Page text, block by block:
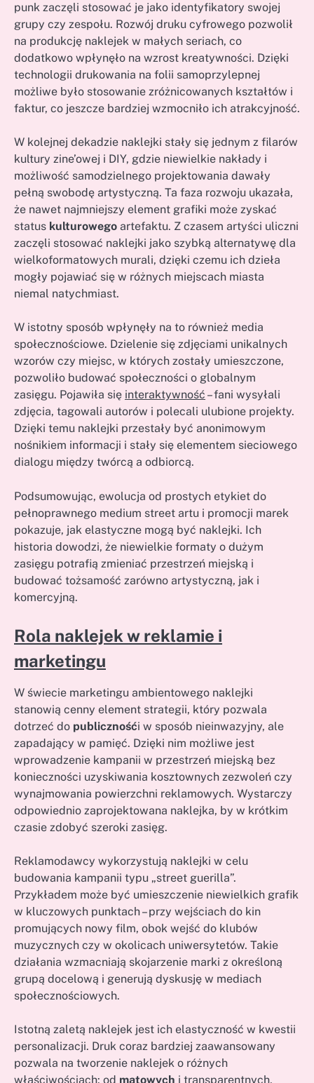
punk zaczęli stosować je jako identyfikatory swojej
grupy czy zespołu. Rozwój druku cyfrowego pozwolił
na produkcję naklejek w małych seriach, co
dodatkowo wpłynęło na wzrost kreatywności. Dzięki
technologii drukowania na folii samoprzylepnej
możliwe było stosowanie zróżnicowanych kształtów i
faktur, co jeszcze bardziej wzmocniło ich atrakcyjność.
W kolejnej dekadzie naklejki stały się jednym z filarów
kultury zine’owej i DIY, gdzie niewielkie nakłady i
możliwość samodzielnego projektowania dawały
pełną swobodę artystyczną. Ta faza rozwoju ukazała,
że nawet najmniejszy element grafiki może zyskać
status kulturowego artefaktu. Z czasem artyści uliczni
zaczęli stosować naklejki jako szybką alternatywę dla
wielkoformatowych murali, dzięki czemu ich dzieła
mogły pojawiać się w różnych miejscach miasta
niemal natychmiast.
W istotny sposób wpłynęły na to również media
społecznościowe. Dzielenie się zdjęciami unikalnych
wzorów czy miejsc, w których zostały umieszczone,
pozwoliło budować społeczności o globalnym
zasięgu. Pojawiła się interaktywność – fani wysyłali
zdjęcia, tagowali autorów i polecali ulubione projekty.
Dzięki temu naklejki przestały być anonimowym
nośnikiem informacji i stały się elementem sieciowego
dialogu między twórcą a odbiorcą.
Podsumowując, ewolucja od prostych etykiet do
pełnoprawnego medium street artu i promocji marek
pokazuje, jak elastyczne mogą być naklejki. Ich
historia dowodzi, że niewielkie formaty o dużym
zasięgu potrafią zmieniać przestrzeń miejską i
budować tożsamość zarówno artystyczną, jak i
komercyjną.
Rola naklejek w reklamie i
marketingu
W świecie marketingu ambientowego naklejki
stanowią cenny element strategii, który pozwala
dotrzeć do publicznośći w sposób nieinwazyjny, ale
zapadający w pamięć. Dzięki nim możliwe jest
wprowadzenie kampanii w przestrzeń miejską bez
konieczności uzyskiwania kosztownych zezwoleń czy
wynajmowania powierzchni reklamowych. Wystarczy
odpowiednio zaprojektowana naklejka, by w krótkim
czasie zdobyć szeroki zasięg.
Reklamodawcy wykorzystują naklejki w celu
budowania kampanii typu „street guerilla”.
Przykładem może być umieszczenie niewielkich grafik
w kluczowych punktach – przy wejściach do kin
promujących nowy film, obok wejść do klubów
muzycznych czy w okolicach uniwersytetów. Takie
działania wzmacniają skojarzenie marki z określoną
grupą docelową i generują dyskusję w mediach
społecznościowych.
Istotną zaletą naklejek jest ich elastyczność w kwestii
personalizacji. Druk coraz bardziej zaawansowany
pozwala na tworzenie naklejek o różnych
właściwościach: od matowych i transparentnych,